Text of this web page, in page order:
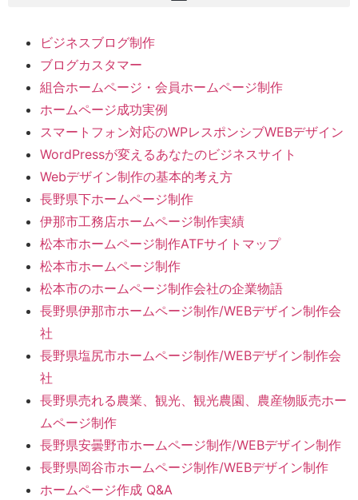
ビジネスブログ制作
ブログカスタマー
組合ホームページ・会員ホームページ制作
ホームページ成功実例
スマートフォン対応のWPレスポンシブWEBデザイン
WordPressが変えるあなたのビジネスサイト
Webデザイン制作の基本的考え方
長野県下ホームページ制作
伊那市工務店ホームページ制作実績
松本市ホームページ制作ATFサイトマップ
松本市ホームページ制作
松本市のホームページ制作会社の企業物語
長野県伊那市ホームページ制作/WEBデザイン制作会
社
長野県塩尻市ホームページ制作/WEBデザイン制作会
社
長野県売れる農業、観光、観光農園、農産物販売ホー
ムページ制作
長野県安曇野市ホームページ制作/WEBデザイン制作
長野県岡谷市ホームページ制作/WEBデザイン制作
ホームページ作成 Q&A